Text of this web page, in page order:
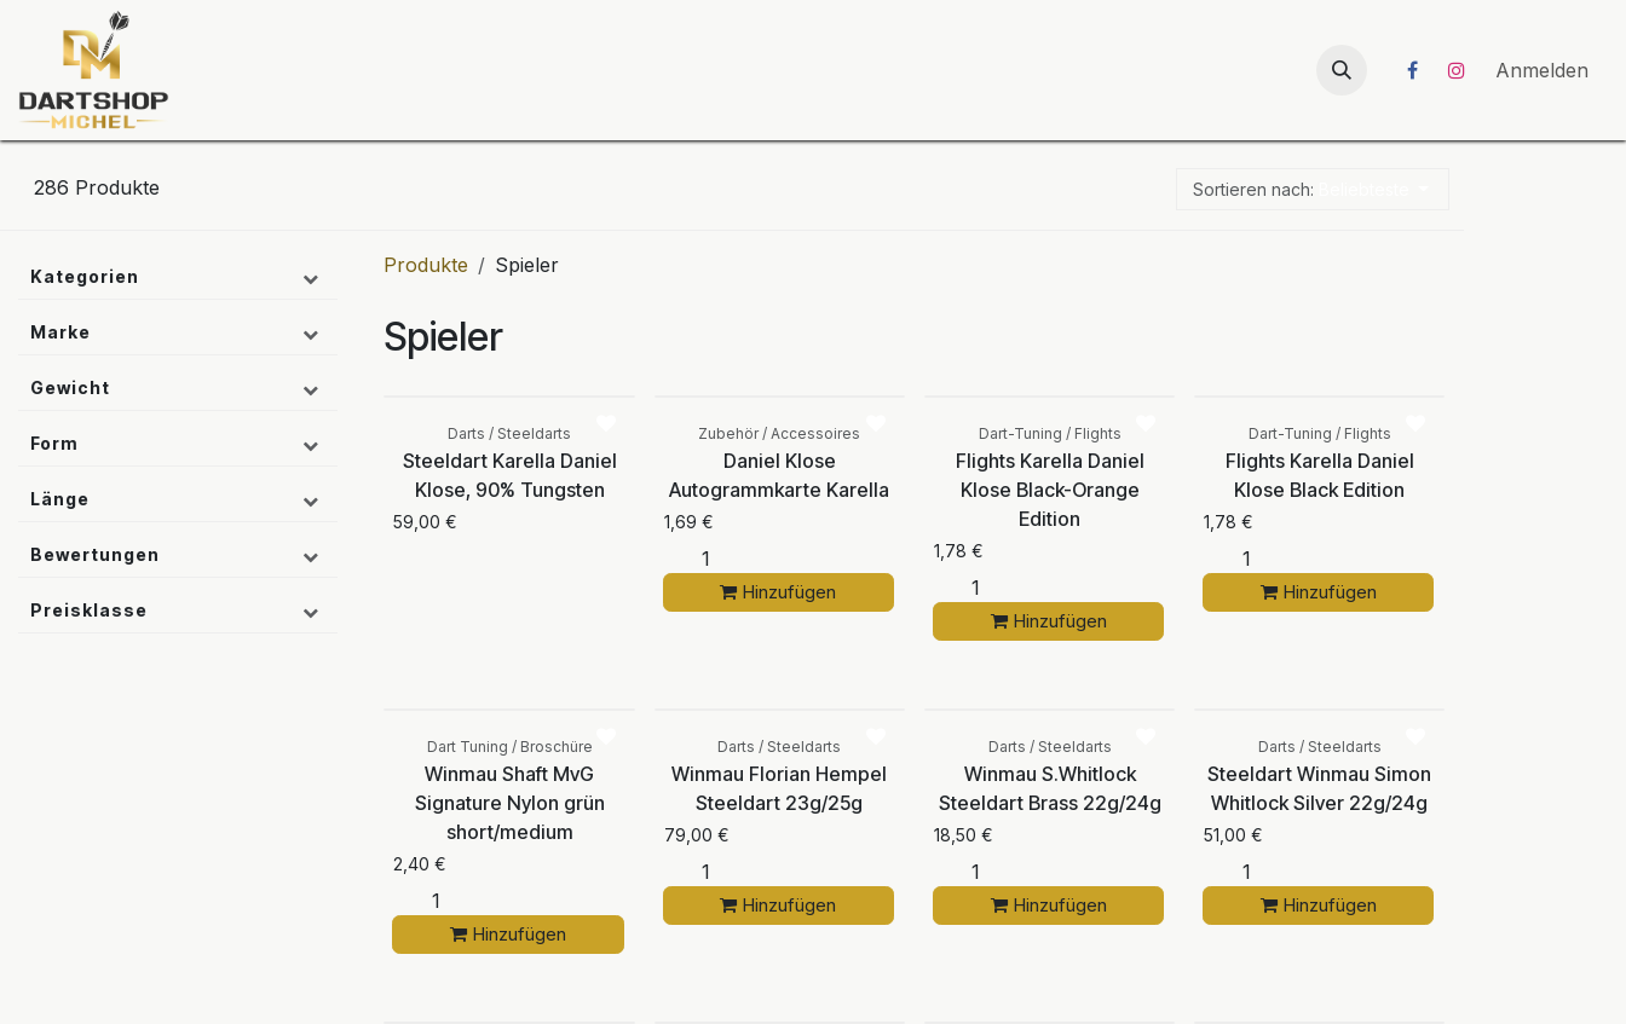
Zum Inhalt springen
UNICORN-Launch 2026 Anmelden
286 Produkte Sortieren nach:
Kategorien
Marke
Gewicht
Form
Länge
Bewertungen
Preisklasse
Produkte Spieler
Spieler
Darts / Steeldarts
Steeldart Karella Daniel
Klose, 90% Tungsten
59,00 €
Zubehör / Accessoires
Daniel Klose
Autogrammkarte Karella
1,69 €
Hinzufügen
Dart-Tuning / Flights
Flights Karella Daniel
Klose Black-Orange
Edition
1,78 €
Hinzufügen
Dart-Tuning / Flights
Flights Karella Daniel
Klose Black Edition
1,78 €
Hinzufügen
Dart Tuning / Broschüre
Winmau Shaft MvG
Signature Nylon grün
short/medium
2,40 €
Hinzufügen
Darts / Steeldarts
Winmau Florian Hempel
Steeldart 23g/25g
79,00 €
Hinzufügen
Darts / Steeldarts
Winmau S.Whitlock
Steeldart Brass 22g/24g
18,50 €
Hinzufügen
Darts / Steeldarts
Steeldart Winmau Simon
Whitlock Silver 22g/24g
51,00 €
Hinzufügen